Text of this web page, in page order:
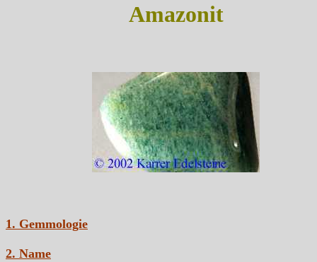
Amazonit
1. Gemmologie
2. Name